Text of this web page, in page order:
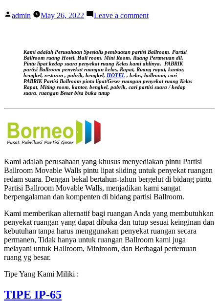
Posted
admin May 26, 2022 Leave a commenton
PARTISI
PENYEKAT
RUANGAN
KELAS
KAMPUS
TINGGI
|
ITB
|UNJ|
UGM|
PAKUAN|
|
BINUS
dll,
LAMPUNG,
PALEMBANG,
Kami adalah Perusahaan Spesialis pembuatan partisi Ballroom, Partisi
Ballroom ruang Hotel, Hall room, Mini Room, Ruang Pertmeuan dll,
Pintu lipat kedap suara penyekat ruang Kelas kami ahlinya,
PABRIK
partisi Ballroom penyekat ruangan kelas, Rapat, Ruang rapat, kantor,
bengkel, restoran , pabrik, bengkel, HOTEL , kelas, ballroom, cari
PABRIK Partisi Ballroom pintu lipat/Geser ruangan penyekat ruang Kelas
Rapat, Miting room, kantor, bengkel, pabrik, cari partisi suara / kedap
suara, ruangan Besar bisa buka tutup
Kami adalah perusahaan yang khusus menyediakan pintu Partisi
Ballroom Movable Walls pintu lipat sliding untuk penyekat ruangan
redam suara. Dengan bekal bertahun-tahun bergelut di bidang pintu
Partisi Ballroom Movable Walls, menjadikan kami sangat
berpengalaman dan kompenten di bidang partisi Ballroom.
Kami memberikan alternatif bagi ruangan Anda yang membutuhkan
penyekat ruangan yang dapat dibuka dan tutup sesuai keinginan dan
kebutuhan tanpa harus menggunakan penyekat ruangan secara
permanen, Tidak hanya untuk ruangan Ballroom kami juga
melayani untuk Hallroom, Miniroom, dan Berbagai pertemuan
ruang yg besar.
Tipe Yang Kami Miliki :
TIPE IP-65